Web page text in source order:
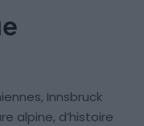
Innsbruck
alpine, d’histoire